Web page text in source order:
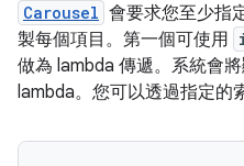
Carousel 會要求您至少指
製每個項目。第一個可使用
做為 lambda 傳遞。系統會
lambda。您可以透過指定的